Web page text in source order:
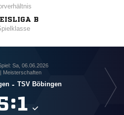
B
Sa, 06.06.2026
Meisterschaften
- TSV Böbingen
: